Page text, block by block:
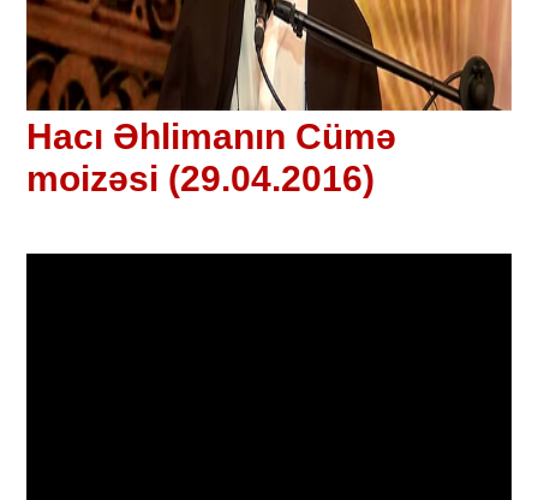
Hacı Əhlimanın Cümə
moizəsi (29.04.2016)